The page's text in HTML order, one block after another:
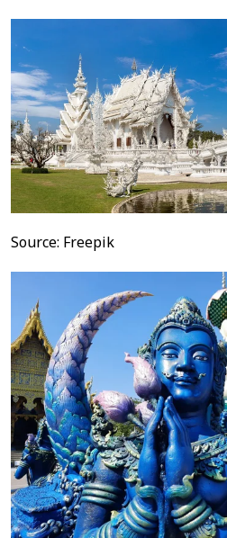
Source: Freepik